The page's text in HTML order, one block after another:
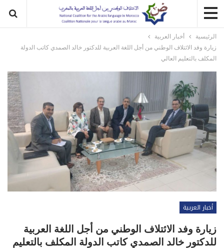
الرئيسية
أخبار العربية
زيارة وفد الائتلاف الوطني من أجل اللغة العربية للدكتور خالد الصمدي كاتب الدولة
المكلف بالتعليم العالي
أخبار العربية
زيارة وفد الائتلاف الوطني من أجل اللغة العربية
للدكتور خالد الصمدي كاتب الدولة المكلف بالتعليم